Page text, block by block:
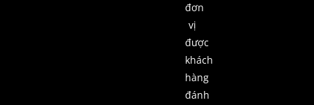
đơn
vị
được
khách
hàng
đánh